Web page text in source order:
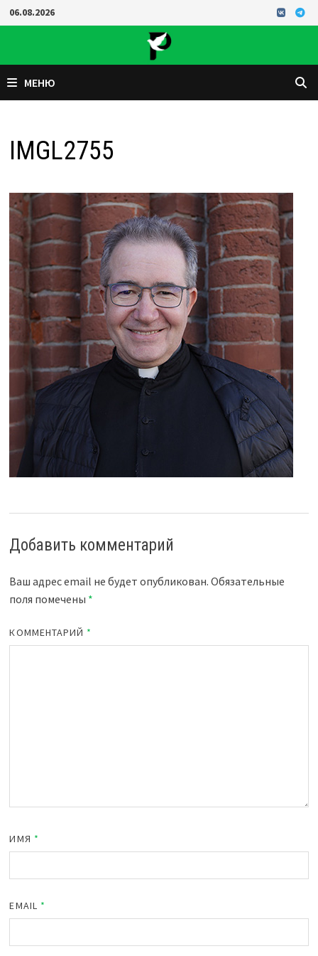
Перейти
к
06.08.2026
МЕНЮ
IMGL2755
Добавить комментарий
Ваш адрес email не будет опубликован. Обязательные
поля помечены *
КОММЕНТАРИЙ *
ИМЯ *
EMAIL *